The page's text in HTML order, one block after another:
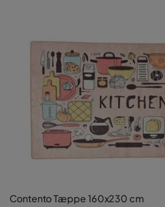
Contento Tæppe 160x230 cm